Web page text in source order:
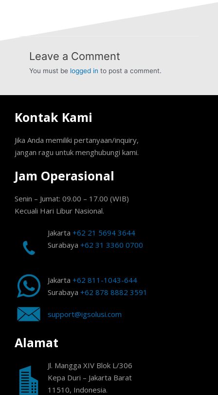
Leave a Comment
You must be logged in to post a comment.
Kontak Kami
Jika Anda memiliki pertanyaan/inquiry,
jangan ragu untuk menghubungi kami.
Jam Operasional
Senin – Jumat: 09.00 – 17.00 (WIB)
Kecuali Hari Libur Nasional.
Jakarta +62 21 5694 3644
Surabaya +62 31 3360 0700
Jakarta +62 811-1043-644
Surabaya +62 878 8882 3591
support@igsolusi.com
Alamat
Jl. Mangga XIV Blok L/306
Kepa Duri – Jakarta Barat
11510, Indonesia.